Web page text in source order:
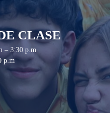
CLASE
– 3:30 p.m
p.m